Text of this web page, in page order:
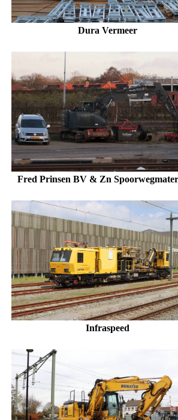
Dura Vermeer
Fred Prinsen BV & Zn
Infraspeed